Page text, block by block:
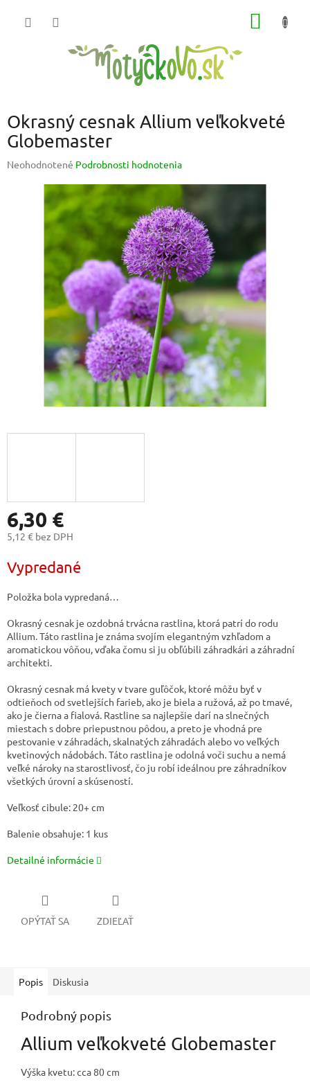
Okrasný cesnak Allium veľkokveté
Globemaster
Priemerné
hviezdičiek.
Neohodnotené Podrobnosti hodnotenia
6,30 €
5,12 € bez DPH
cena:
Vypredané
Položka bola vypredaná…
Okrasný cesnak je ozdobná trvácna rastlina, ktorá patrí do rodu
Allium. Táto rastlina je známa svojím elegantným vzhľadom a
aromatickou vôňou, vďaka čomu si ju obľúbili záhradkári a záhradní
architekti.
Okrasný cesnak má kvety v tvare guľôčok, ktoré môžu byť v
odtieňoch od svetlejších farieb, ako je biela a ružová, až po tmavé,
ako je čierna a fialová. Rastline sa najlepšie darí na slnečných
miestach s dobre priepustnou pôdou, a preto je vhodná pre
pestovanie v záhradách, skalnatých záhradách alebo vo veľkých
kvetinových nádobách. Táto rastlina je odolná voči suchu a nemá
veľké nároky na starostlivosť, čo ju robí ideálnou pre záhradníkov
všetkých úrovní a skúseností.
Veľkosť cibule: 20+ cm
Balenie obsahuje: 1 kus
Detailné informácie
OPÝTAŤ SA ZDIEĽAŤ
Popis Diskusia
Podrobný popis
Allium veľkokveté Globemaster
Výška kvetu: cca 80 cm